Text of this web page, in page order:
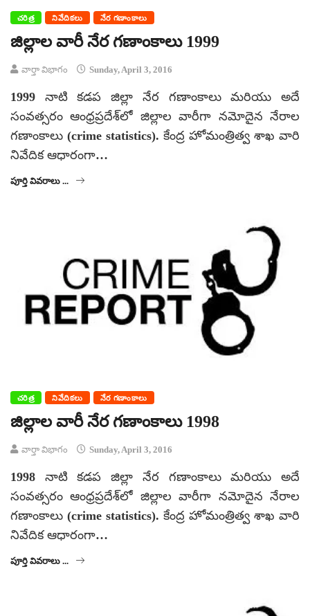
చరిత్ర నివేదికలు నేర గణాంకాలు
జిల్లాల వారీ నేర గణాంకాలు 1999
వార్తా విభాగం Sunday, April 3, 2016
1999 నాటి కడప జిల్లా నేర గణాంకాలు మరియు అదే
సంవత్సరం ఆంధ్రప్రదేశ్‌లో జిల్లాల వారీగా నమోదైన నేరాల
గణాంకాలు (crime statistics). కేంద్ర హోమంత్రిత్వ శాఖ వారి
నివేదిక ఆధారంగా…
పూర్తి వివరాలు ...
చరిత్ర నివేదికలు నేర గణాంకాలు
జిల్లాల వారీ నేర గణాంకాలు 1998
వార్తా విభాగం Sunday, April 3, 2016
1998 నాటి కడప జిల్లా నేర గణాంకాలు మరియు అదే
సంవత్సరం ఆంధ్రప్రదేశ్‌లో జిల్లాల వారీగా నమోదైన నేరాల
గణాంకాలు (crime statistics). కేంద్ర హోమంత్రిత్వ శాఖ వారి
నివేదిక ఆధారంగా…
పూర్తి వివరాలు ...